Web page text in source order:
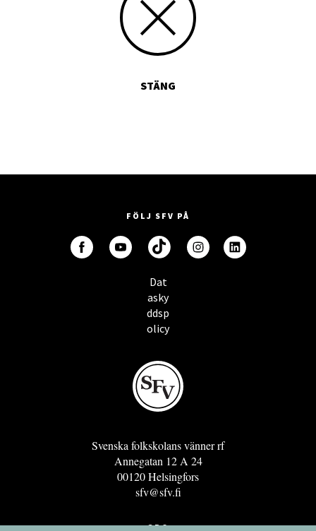
STÄNG
FÖLJ SFV PÅ
Dat
asky
ddsp
olicy
Svenska folkskolans vänner rf
Annegatan 12 A 24
00120 Helsingfors
sfv@sfv.fi
GRO